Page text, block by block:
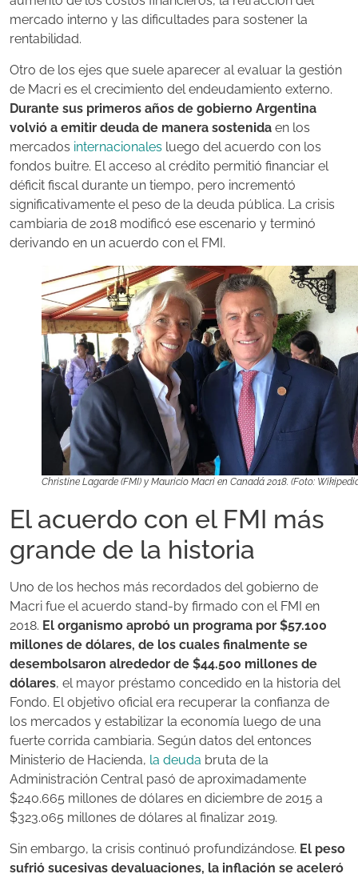
mercado interno y las dificultades para sostener la
rentabilidad.
Otro de los ejes que suele aparecer al evaluar la gestión
de Macri es el crecimiento del endeudamiento externo.
Durante sus primeros años de gobierno Argentina
volvió a emitir deuda de manera sostenida en los
mercados internacionales luego del acuerdo con los
fondos buitre. El acceso al crédito permitió financiar el
déficit fiscal durante un tiempo, pero incrementó
significativamente el peso de la deuda pública. La crisis
cambiaria de 2018 modificó ese escenario y terminó
derivando en un acuerdo con el FMI.
Christine Lagarde (FMI) y Mauricio Macri en Canadá 2018. (Foto:
El acuerdo con el FMI más
grande de la historia
Uno de los hechos más recordados del gobierno de
Macri fue el acuerdo stand-by firmado con el FMI en
2018. El organismo aprobó un programa por $57.100
millones de dólares, de los cuales finalmente se
desembolsaron alrededor de $44.500 millones de
dólares, el mayor préstamo concedido en la historia del
Fondo. El objetivo oficial era recuperar la confianza de
los mercados y estabilizar la economía luego de una
fuerte corrida cambiaria. Según datos del entonces
Ministerio de Hacienda, la deuda bruta de la
Administración Central pasó de aproximadamente
$240.665 millones de dólares en diciembre de 2015 a
$323.065 millones de dólares al finalizar 2019.
Sin embargo, la crisis continuó profundizándose. El peso
sufrió sucesivas devaluaciones, la inflación se aceleró